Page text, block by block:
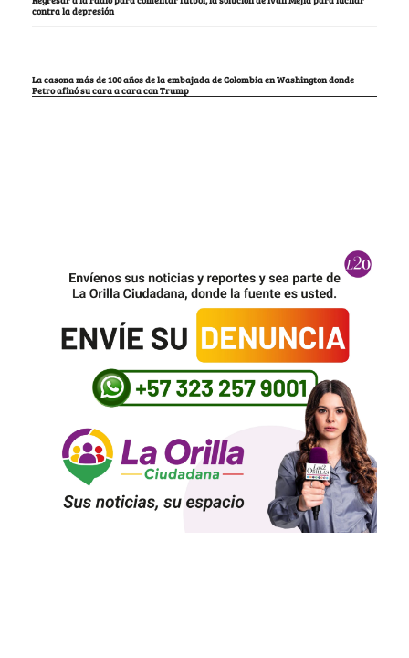
contra la depresión
La casona más de 100 años de la embajada de Colombia en Washington donde
Petro afinó su cara a cara con Trump